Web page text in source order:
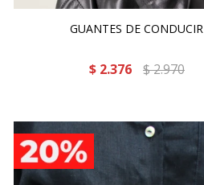
GUANTES DE CONDUCIR
$ 2.376 $2.970